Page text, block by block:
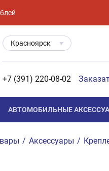
Красноярск
+7 (391) 220-08-02
АВТОМОБИЛЬНЫЕ
/ Аксессуары /